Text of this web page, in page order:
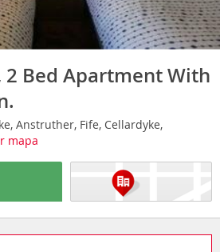
2 Bed Apartment With
Anstruther, Fife, Cellardyke,
mapa